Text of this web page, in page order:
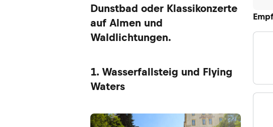
Dunstbad oder Klassikonzerte
auf Almen und
Waldlichtungen.
1. Wasserfallsteig und Flying
Waters